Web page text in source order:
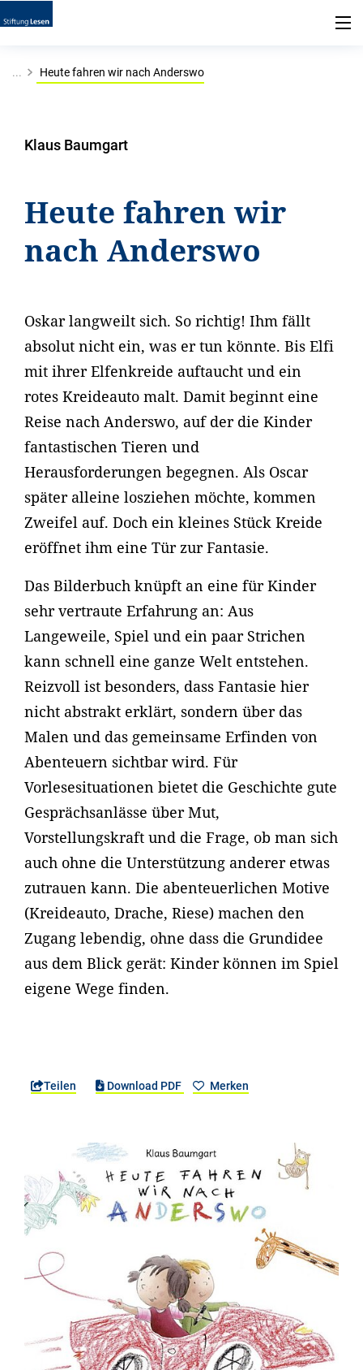
... Heute fahren wir nach Anderswo
Klaus Baumgart
Heute fahren wir
nach Anderswo
Oskar langweilt sich. So richtig! Ihm fällt
absolut nicht ein, was er tun könnte. Bis Elfi
mit ihrer Elfenkreide auftaucht und ein
rotes Kreideauto malt. Damit beginnt eine
Reise nach Anderswo, auf der die Kinder
fantastischen Tieren und
Herausforderungen begegnen. Als Oscar
später alleine losziehen möchte, kommen
Zweifel auf. Doch ein kleines Stück Kreide
eröffnet ihm eine Tür zur Fantasie.
Das Bilderbuch knüpft an eine für Kinder
sehr vertraute Erfahrung an: Aus
Langeweile, Spiel und ein paar Strichen
kann schnell eine ganze Welt entstehen.
Reizvoll ist besonders, dass Fantasie hier
nicht abstrakt erklärt, sondern über das
Malen und das gemeinsame Erfinden von
Abenteuern sichtbar wird. Für
Vorlesesituationen bietet die Geschichte gute
Gesprächsanlässe über Mut,
Vorstellungskraft und die Frage, ob man sich
auch ohne die Unterstützung anderer etwas
zutrauen kann. Die abenteuerlichen Motive
(Kreideauto, Drache, Riese) machen den
Zugang lebendig, ohne dass die Grundidee
aus dem Blick gerät: Kinder können im Spiel
eigene Wege finden.
Teilen Download PDF Merken